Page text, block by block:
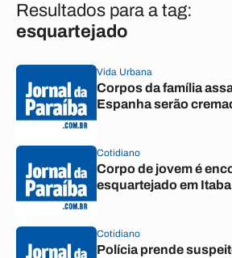
Resultados para a tag:
esquartejado
Vida Urbana
Corpos da família
Espanha serão
Cotidiano
Corpo de jovem é
esquartejado em
Cotidiano
Polícia prende